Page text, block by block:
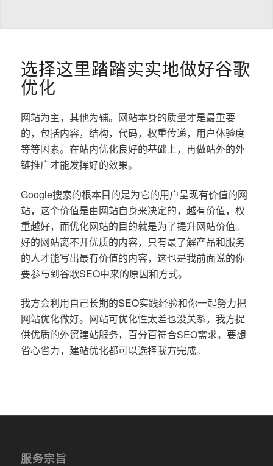
选择这里踏踏实实地做好谷歌
优化
网站为主，其他为辅。网站本身的质量才是最重要
的，包括内容，结构，代码，权重传递，用户体验度
等等因素。在站内优化良好的基础上，再做站外的外
链推广才能发挥好的效果。
Google搜索的根本目的是为它的用户呈现有价值的网
站，这个价值是由网站自身来决定的，越有价值，权
重越好，而优化网站的目的就是为了提升网站价值。
好的网站离不开优质的内容，只有最了解产品和服务
的人才能写出最有价值的内容，这也是我前面说的你
要参与到谷歌SEO中来的原因和方式。
我方会利用自己长期的SEO实践经验和你一起努力把
网站优化做好。网站可优化性太差也没关系，我方提
供优质的外贸建站服务，百分百符合SEO需求。要想
省心省力，建站优化都可以选择我方完成。
服务宗旨